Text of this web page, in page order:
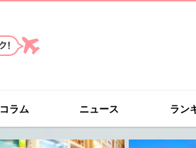
コラム ニュース ラン